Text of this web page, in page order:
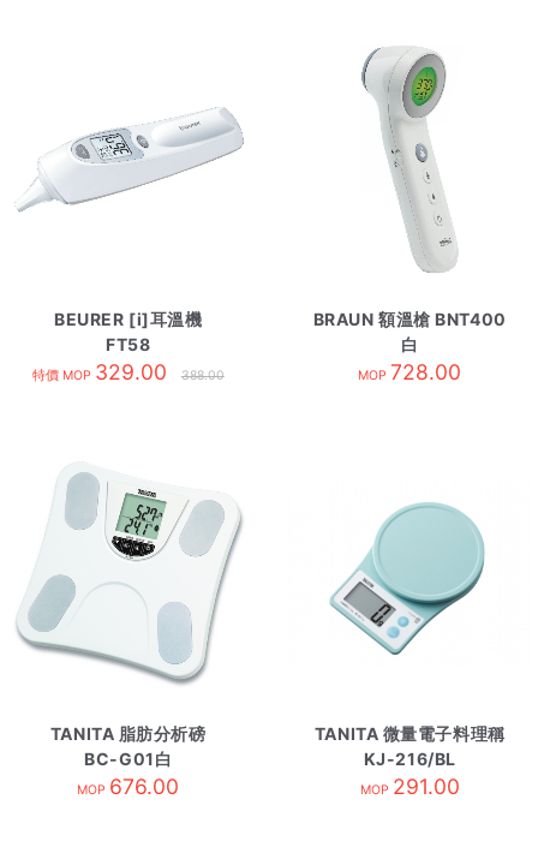
BEURER [i]耳溫機
FT58
特價 MOP 329.00 388.00
BRAUN 額溫槍 BNT400
白
MOP 728.00
TANITA 脂肪分析磅
BC-G01白
MOP 676.00
TANITA 微量電子料理稱
KJ-216/BL
MOP 291.00